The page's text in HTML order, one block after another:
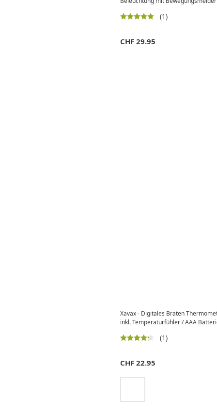
(1)
CHF 29.95
Xavax - Digitales Braten
inkl. Temperaturfühler / AAA
(1)
CHF 22.95